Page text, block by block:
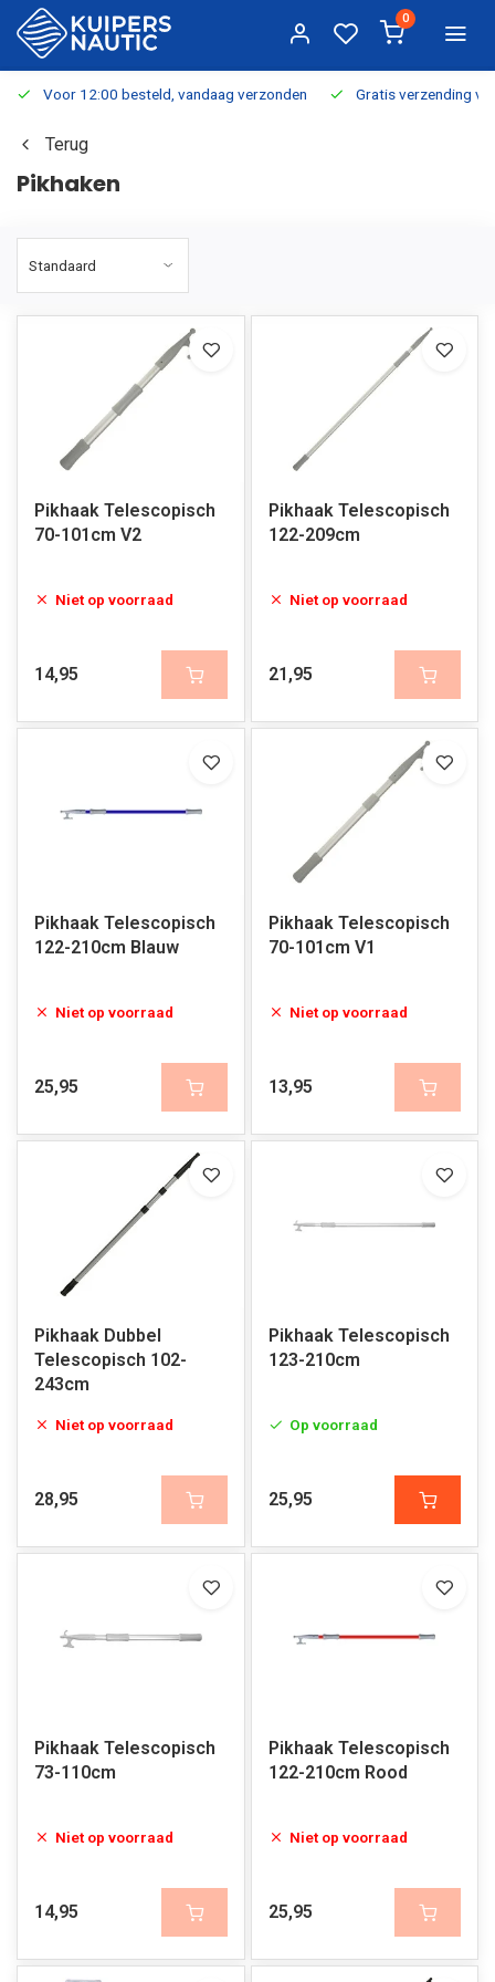
0
Voor 12:00 besteld, vandaag verzonden Gratis verzending
Terug
Pikhaken
Pikhaak Telescopisch
70-101cm V2
Niet op voorraad
14,95
Pikhaak Telescopisch
122-209cm
Niet op voorraad
21,95
Pikhaak Telescopisch
122-210cm Blauw
Niet op voorraad
25,95
Pikhaak Telescopisch
70-101cm V1
Niet op voorraad
13,95
Pikhaak Dubbel
Telescopisch 102-
243cm
Niet op voorraad
28,95
Pikhaak Telescopisch
123-210cm
Op voorraad
25,95
Pikhaak Telescopisch
73-110cm
Niet op voorraad
14,95
Pikhaak Telescopisch
122-210cm Rood
Niet op voorraad
25,95